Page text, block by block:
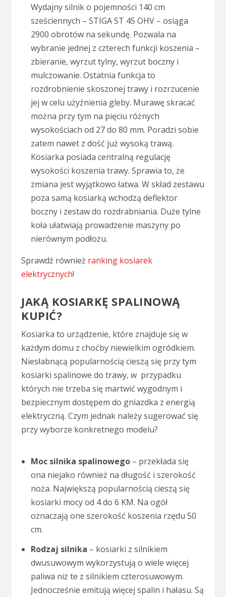
Wydajny silnik o pojemności 140 cm
sześciennych – STIGA ST 45 OHV – osiąga
2900 obrotów na sekundę. Pozwala na
wybranie jednej z czterech funkcji koszenia –
zbieranie, wyrzut tylny, wyrzut boczny i
mulczowanie. Ostatnia funkcja to
rozdrobnienie skoszonej trawy i rozrzucenie
jej w celu użyźnienia gleby. Murawę skracać
można przy tym na pięciu różnych
wysokościach od 27 do 80 mm. Poradzi sobie
zatem nawet z dość już wysoką trawą.
Kosiarka posiada centralną regulację
wysokości koszenia trawy. Sprawia to, że
zmiana jest wyjątkowo łatwa. W skład zestawu
poza samą kosiarką wchodzą deflektor
boczny i zestaw do rozdrabniania. Duże tylne
koła ułatwiają prowadzenie maszyny po
nierównym podłożu.
Sprawdź również ranking kosiarek
elektrycznych!
JAKĄ KOSIARKĘ SPALINOWĄ
KUPIĆ?
Kosiarka to urządzenie, które znajduje się w
każdym domu z choćby niewielkim ogródkiem.
Niesłabnącą popularnością cieszą się przy tym
kosiarki spalinowe do trawy, w przypadku
których nie trzeba się martwić wygodnym i
bezpiecznym dostępem do gniazdka z energią
elektryczną. Czym jednak należy sugerować się
przy wyborze konkretnego modelu?
Moc silnika spalinowego– przekłada się
ona niejako również na długość i szerokość
noża. Największą popularnością cieszą się
kosiarki mocy od 4 do 6 KM. Na ogół
oznaczają one szerokość koszenia rzędu 50
cm.
Rodzaj silnika – kosiarki z silnikiem
dwusuwowym wykorzystują o wiele więcej
paliwa niż te z silnikiem czterosuwowym.
Jednocześnie emitują więcej spalin i hałasu. Są